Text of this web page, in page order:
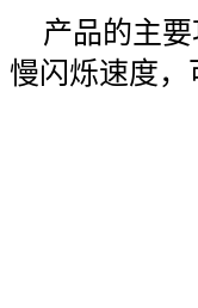
产品的主
慢闪烁速度